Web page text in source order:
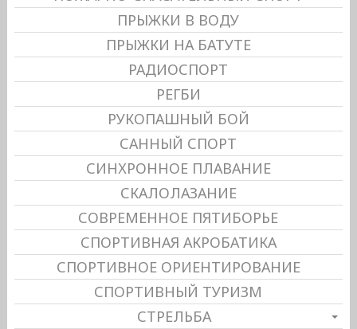
ПРЫЖКИ В ВОДУ
ПРЫЖКИ НА БАТУТЕ
РАДИОСПОРТ
РЕГБИ
РУКОПАШНЫЙ БОЙ
САННЫЙ СПОРТ
СИНХРОННОЕ ПЛАВАНИЕ
СКАЛОЛАЗАНИЕ
СОВРЕМЕННОЕ ПЯТИБОРЬЕ
СПОРТИВНАЯ АКРОБАТИКА
СПОРТИВНОЕ ОРИЕНТИРОВАНИЕ
СПОРТИВНЫЙ ТУРИЗМ
СТРЕЛЬБА